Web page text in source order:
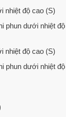
nhiệt độ cao (S)
phun dưới nhiệt độ
nhiệt độ cao (S)
phun dưới nhiệt độ